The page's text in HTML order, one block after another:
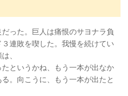
った。巨人は痛恨のサヨナラ負
連敗を喫した。我慢を続けてい
、
というかね、もう一本が出なか
。向こうに、もう一本が出たと